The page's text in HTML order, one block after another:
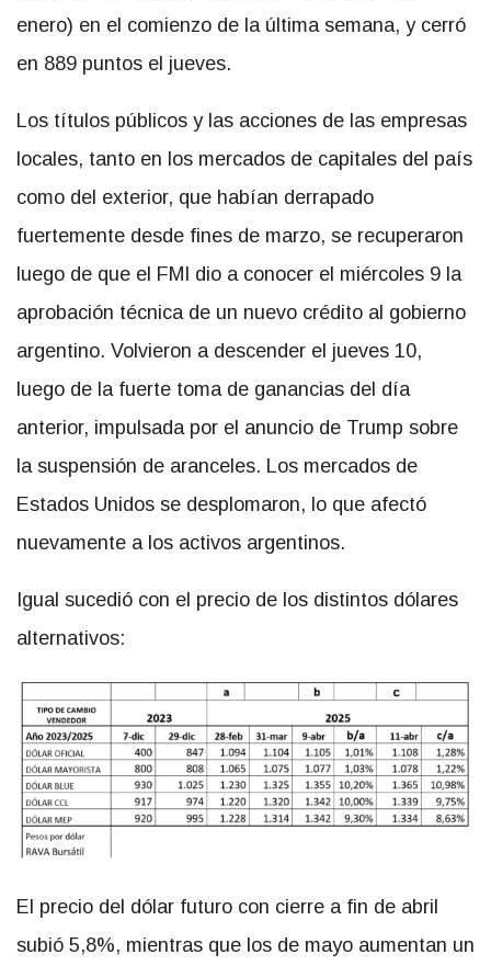
enero) en el comienzo de la última semana, y cerró
en 889 puntos el jueves.
Los títulos públicos y las acciones de las empresas
locales, tanto en los mercados de capitales del país
como del exterior, que habían derrapado
fuertemente desde fines de marzo, se recuperaron
luego de que el FMI dio a conocer el miércoles 9 la
aprobación técnica de un nuevo crédito al gobierno
argentino. Volvieron a descender el jueves 10,
luego de la fuerte toma de ganancias del día
anterior, impulsada por el anuncio de Trump sobre
la suspensión de aranceles. Los mercados de
Estados Unidos se desplomaron, lo que afectó
nuevamente a los activos argentinos.
Igual sucedió con el precio de los distintos dólares
alternativos:
El precio del dólar futuro con cierre a fin de abril
subió 5,8%, mientras que los de mayo aumentan un